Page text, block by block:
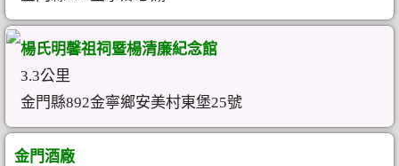
楊氏明馨祖祠暨楊清廉紀念館
3.3公里
金門縣892金寧鄉安美村東堡25號
金門酒廠